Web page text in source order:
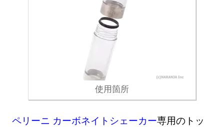
使用箇所
ペリーニ カーボネイトシェーカー専用のトッ